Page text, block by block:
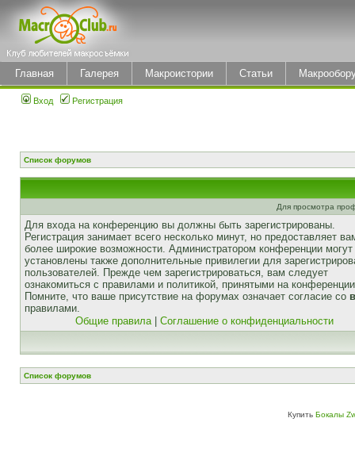
Главная Галерея Макроистории Статьи
Вход Регистрация
Список форумов
Для просмотра
Для входа на конференцию вы должны быть зарегистрированы.
Регистрация занимает всего несколько минут, но предоставляет
более широкие возможности. Администратором конференции
установлены также дополнительные привилегии для
пользователей. Прежде чем зарегистрироваться, вам следует
ознакомиться с правилами и политикой, принятыми на
Помните, что ваше присутствие на форумах означает согласие со
правилами.
Общие правила| Соглашение о конфиденциальности
Список форумов
Купить Бокалы